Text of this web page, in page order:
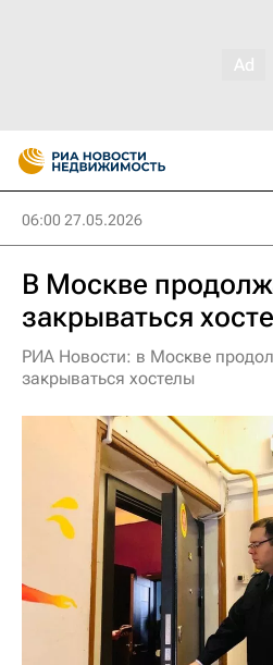
06:00 27.05.2026
В Москве
закрываться
РИА Новости: в Москве
закрываться хостелы